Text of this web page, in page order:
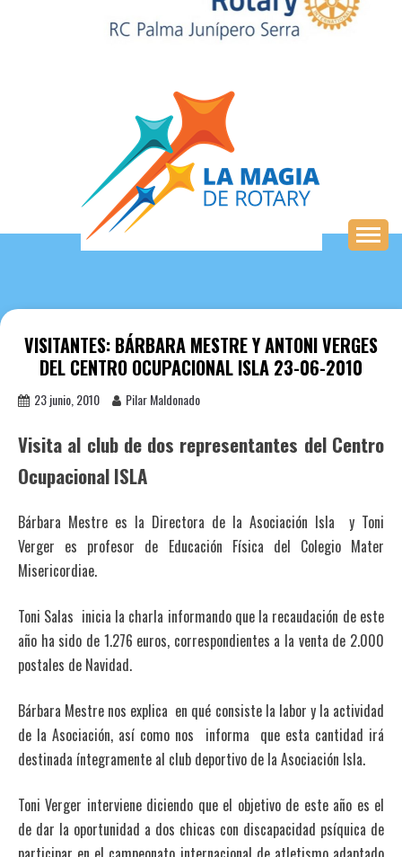
VISITANTES: BÁRBARA MESTRE Y ANTONI VERGES
DEL CENTRO OCUPACIONAL ISLA 23-06-2010
23 junio, 2010 Pilar Maldonado
Visita al club de dos representantes del Centro
Ocupacional ISLA
Bárbara Mestre es la Directora de la Asociación Isla y Toni
Verger es profesor de Educación Física del Colegio Mater
Misericordiae.
Toni Salas inicia la charla informando que la recaudación de este
año ha sido de 1.276 euros, correspondientes a la venta de 2.000
postales de Navidad.
Bárbara Mestre nos explica en qué consiste la labor y la actividad
de la Asociación, así como nos informa que esta cantidad irá
destinada íntegramente al club deportivo de la Asociación Isla.
Toni Verger interviene diciendo que el objetivo de este año es el
de dar la oportunidad a dos chicas con discapacidad psíquica de